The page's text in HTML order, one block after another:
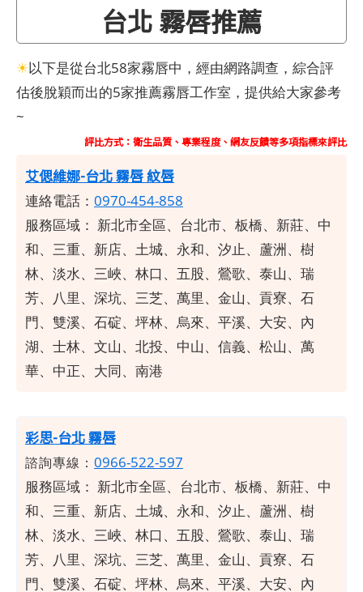
台北 霧唇推薦
☀以下是從台北58家霧唇中，經由網路調查，綜合評
估後脫穎而出的5家推薦霧唇工作室，提供給大家參考
~
評比方式：衛生品質、專業程度、網友反饋等多項指標來評比
艾偲維娜-台北 霧唇 紋唇
連絡電話： 0970-454-858
服務區域： 新北市全區、台北市、板橋、新莊、中
和、三重、新店、土城、永和、汐止、蘆洲、樹
林、淡水、三峽、林口、五股、鶯歌、泰山、瑞
芳、八里、深坑、三芝、萬里、金山、貢寮、石
門、雙溪、石碇、坪林、烏來、平溪、大安、內
湖、士林、文山、北投、中山、信義、松山、萬
華、中正、大同、南港
彩思-台北 霧唇
諮詢專線： 0966-522-597
服務區域： 新北市全區、台北市、板橋、新莊、中
和、三重、新店、土城、永和、汐止、蘆洲、樹
林、淡水、三峽、林口、五股、鶯歌、泰山、瑞
芳、八里、深坑、三芝、萬里、金山、貢寮、石
門、雙溪、石碇、坪林、烏來、平溪、大安、內